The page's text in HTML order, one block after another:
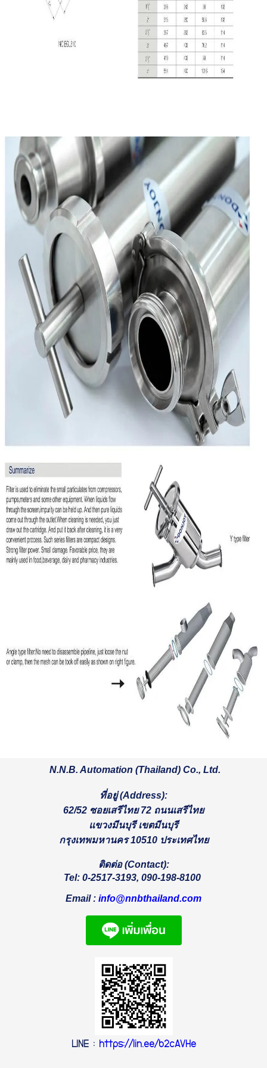
N.N.B. Automation (Thailand) Co., Ltd.
ที่อยู่ (Address):
62/52 ซอยเสรีไทย 72 ถนนเสรีไทย
แขวงมีนบุรี เขตมีนบุรี
กรุงเทพมหานคร 10510 ประเทศไทย
ติดต่อ (Contact):
Tel: 0-2517-3193, 090-198-8100
Email : info@nnbthailand.com
LINE: https://lin.ee/b2cAVHe